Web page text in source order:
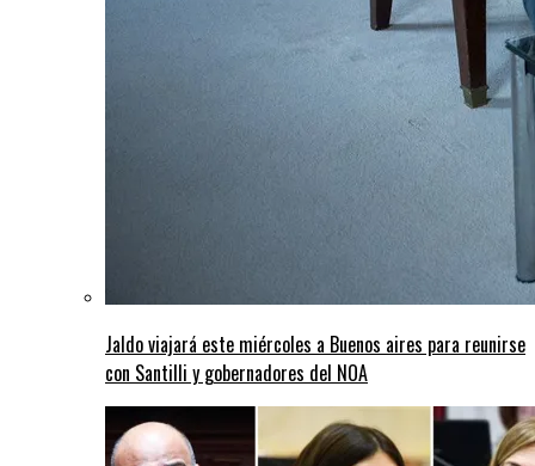
Jaldo viajará este miércoles a Buenos aires para reunirse
con Santilli y gobernadores del NOA